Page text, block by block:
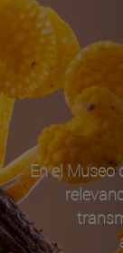
En el Museo